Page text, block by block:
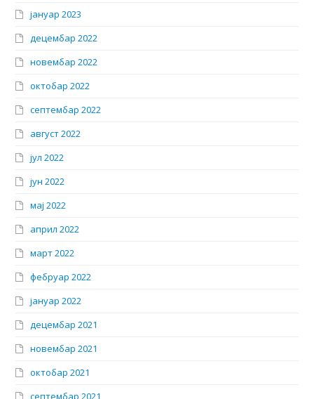
јануар 2023
децембар 2022
новембар 2022
октобар 2022
септембар 2022
август 2022
јул 2022
јун 2022
мај 2022
април 2022
март 2022
фебруар 2022
јануар 2022
децембар 2021
новембар 2021
октобар 2021
септембар 2021